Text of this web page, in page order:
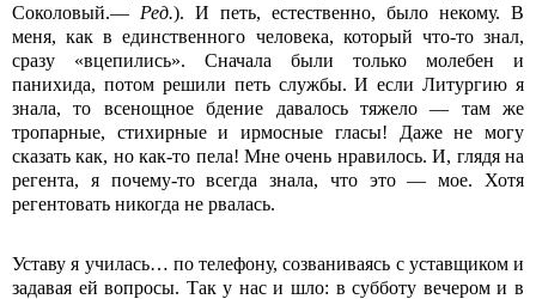
Соколовый.— Ред.). И петь, естественно, было некому. В
меня, как в единственного человека, который что-то знал,
сразу «вцепились». Сначала были только молебен и
панихида, потом решили петь службы. И если Литургию я
знала, то всенощное бдение давалось тяжело — там же
тропарные, стихирные и ирмосные гласы! Даже не могу
сказать как, но как-то пела! Мне очень нравилось. И, глядя на
регента, я почему-то всегда знала, что это — мое. Хотя
регентовать никогда не рвалась.
Уставу я училась… по телефону, созваниваясь с уставщиком и
задавая ей вопросы. Так у нас и шло: в субботу вечером и в